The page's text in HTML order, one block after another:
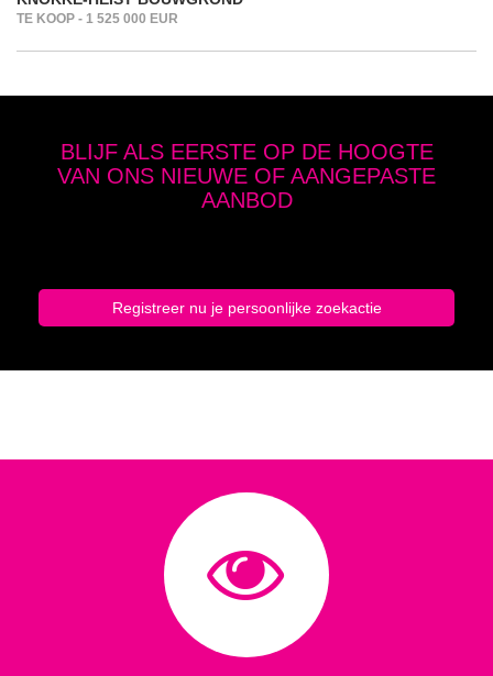
TE KOOP - 1 525 000 EUR
BLIJF ALS EERSTE OP DE HOOGTE
VAN ONS NIEUWE OF AANGEPASTE
AANBOD
Registreer nu je persoonlijke zoekactie